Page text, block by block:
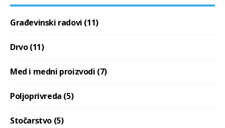
Građevinski radovi (11)
Drvo (11)
Med i medni proizvodi (7)
Poljoprivreda (5)
Stočarstvo (5)